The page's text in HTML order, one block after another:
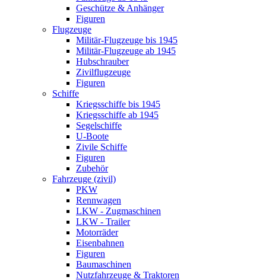
Geschütze & Anhänger
Figuren
Flugzeuge
Militär-Flugzeuge bis 1945
Militär-Flugzeuge ab 1945
Hubschrauber
Zivilflugzeuge
Figuren
Schiffe
Kriegsschiffe bis 1945
Kriegsschiffe ab 1945
Segelschiffe
U-Boote
Zivile Schiffe
Figuren
Zubehör
Fahrzeuge (zivil)
PKW
Rennwagen
LKW - Zugmaschinen
LKW - Trailer
Motorräder
Eisenbahnen
Figuren
Baumaschinen
Nutzfahrzeuge & Traktoren